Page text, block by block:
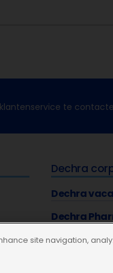
te
Dechra
Dechra
Dechra
site navigation,